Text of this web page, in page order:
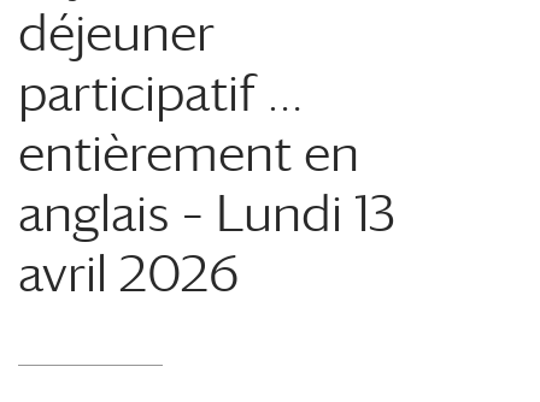
déjeuner
participatif …
entièrement en
anglais – Lundi 13
avril 2026